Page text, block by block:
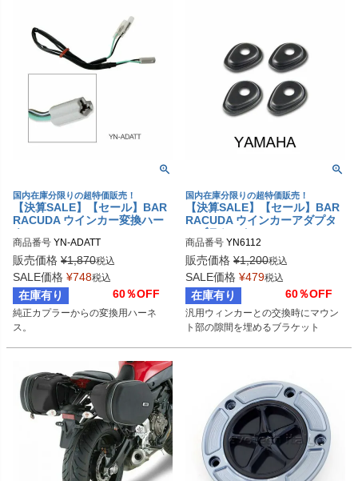
国内在庫分限りの超特価販売！
【決算SALE】【セール】BAR
RACUDA ウインカー変換ハー
ネス YAMAHA
商品番号 YN-ADATT
販売価格 ¥1,870税込
SALE価格 ¥748税込
在庫有り 60％OFF
純正カプラーからの変換用ハーネ
ス。
国内在庫分限りの超特価販売！
【決算SALE】【セール】BAR
RACUDA ウインカーアダプタ
ーブラケット YAMAHA
商品番号 YN6112
販売価格 ¥1,200税込
SALE価格 ¥479税込
在庫有り 60％OFF
汎用ウィンカーとの交換時にマウン
ト部の隙間を埋めるブラケット